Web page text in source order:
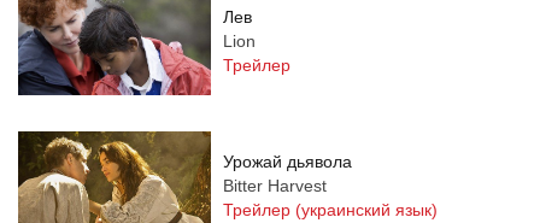
Лев
Lion
Трейлер
Урожай дьявола
Bitter Harvest
Трейлер (украинский язык)